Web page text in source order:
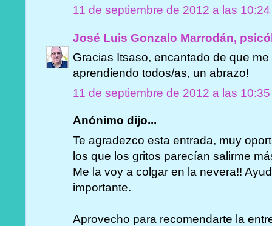
11 de septiembre de 2012 a las 10:24
José Luis Gonzalo Marrodán,
Gracias Itsaso, encantado de que
aprendiendo todos/as, un abrazo!
11 de septiembre de 2012 a las 10:35
Anónimo dijo...
Te agradezco esta entrada, muy
los que los gritos parecían salirme
Me la voy a colgar en la nevera!!
importante.
Aprovecho para recomendarte la